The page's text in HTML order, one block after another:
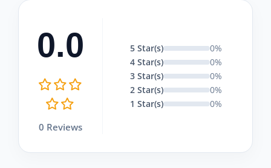
0.0
0 Reviews
5 Star(s)
0%
4 Star(s)
0%
3 Star(s)
0%
2 Star(s)
0%
1 Star(s)
0%